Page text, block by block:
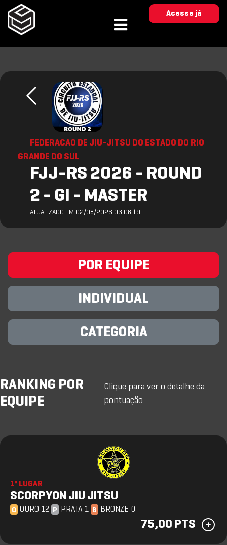
Acesse já
FEDERACAO DE JIU-JITSU DO ESTADO DO RIO
GRANDE DO SUL
FJJ-RS 2026 - ROUND
2 - GI - MASTER
ATUALIZADO EM 02/08/2026 03:08:19
POR EQUIPE
INDIVIDUAL
CATEGORIA
RANKING POR
EQUIPE
Clique para ver o detalhe da
pontuação
1º LUGAR
SCORPYON JIU JITSU
O OURO 12 P PRATA 1 B BRONZE 0
75,00 PTS